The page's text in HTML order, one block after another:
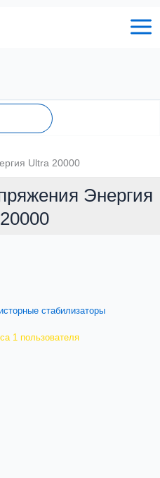
Ultra 20000
Энергия
стабилизаторы
1 пользователя